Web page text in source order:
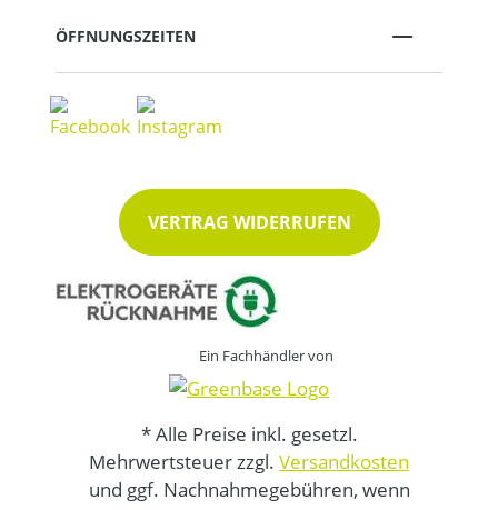
ÖFFNUNGSZEITEN
VERTRAG WIDERRUFEN
Ein Fachhändler von
* Alle Preise inkl. gesetzl.
Mehrwertsteuer zzgl. Versandkosten
und ggf. Nachnahmegebühren, wenn